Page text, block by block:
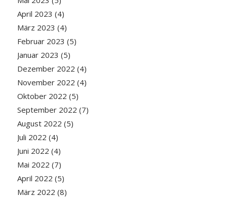
April 2023 (4)
März 2023 (4)
Februar 2023 (5)
Januar 2023 (5)
Dezember 2022 (4)
November 2022 (4)
Oktober 2022 (5)
September 2022 (7)
August 2022 (5)
Juli 2022 (4)
Juni 2022 (4)
Mai 2022 (7)
April 2022 (5)
März 2022 (8)